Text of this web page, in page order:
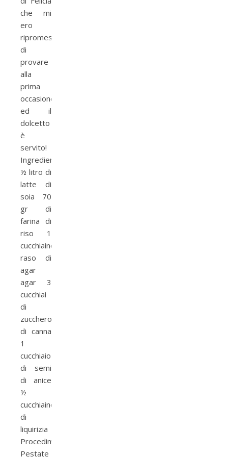
che mi
ero
ripromessa
di
provare
alla
prima
occasione
ed il
dolcetto
è
servito!
Ingredienti:
½ litro di
latte di
soia 70
gr di
farina di
riso 1
cucchiaino
raso di
agar
agar 3
cucchiai
di
zucchero
di canna
1
cucchiaio
di semi
di anice
½
cucchiaino
di
liquirizia
Procedimento:
Pestate